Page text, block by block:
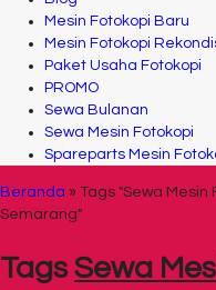
Mesin Fotokopi Baru
Mesin Fotokopi
Paket Usaha Fotokopi
PROMO
Sewa Bulanan
Sewa Mesin Fotokopi
Spareparts Mesin
Beranda » Tags "Sewa
Semarang"
TagsSewa